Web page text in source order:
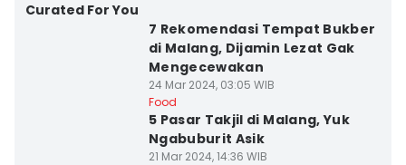
Curated For You
7 Rekomendasi Tempat Bukber
di Malang, Dijamin Lezat Gak
Mengecewakan
24 Mar 2024, 03:05 WIB
Food
5 Pasar Takjil di Malang, Yuk
Ngabuburit Asik
21 Mar 2024, 14:36 WIB